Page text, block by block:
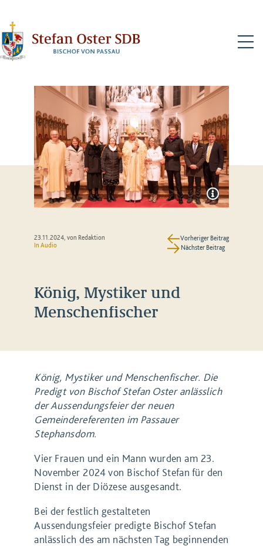
23.11.2024, von Redaktion
In Audio
Vorheriger Beitrag
Nächster Beitrag
König, Mystiker und
Menschenfischer
König, Mystiker und Menschenfischer. Die
Predigt von Bischof Stefan Oster anlässlich
der Aussendungsfeier der neuen
Gemeindereferenten im Passauer
Stephansdom.
Vier Frauen und ein Mann wurden am 23.
November 2024 von Bischof Stefan für den
Dienst in der Diözese ausgesandt.
Bei der festlich gestalteten
Aussendungsfeier predigte Bischof Stefan
anlässlich des am nächsten Tag beginnenden